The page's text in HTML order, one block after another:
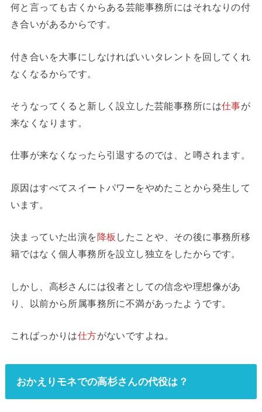
何と言っても古くからある芸能事務所にはそれなりの付
き合いがあるからです。
付き合いを大事にしなければいいタレントを回してくれ
なくなるからです。
そうなってくると新しく設立した芸能事務所には仕事が
来なくなります。
仕事が来なくなったら引退するのでは、と噂されます。
原因はすべてスイートパワーをやめたことから発生して
います。
決まっていた出演を降板 したことや、その後に事務所移
籍ではなく個人事務所を設立し独立をしたからです。
しかし、高杉さんには役者としての信念や理想像があ
り、以前から所属事務所に不満があったようです。
こればっかりは仕方がないですよね。
おかえりモネでの高杉さんの代役は？